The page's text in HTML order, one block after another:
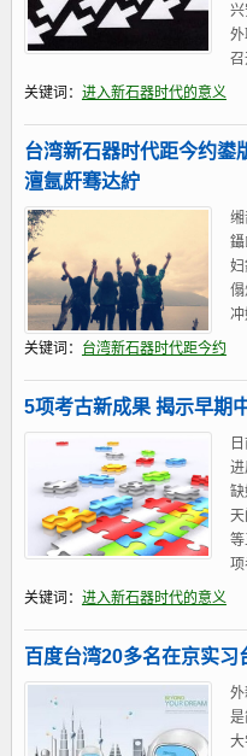
召
关键词： 进入新石器时代的意义
台湾新石器时代距今约鍙
澶氬皯骞达紵
缃
冲
关键词： 台湾新石器时代距今约
5项考古新成果 揭示早期
项
关键词： 进入新石器时代的意义
百度台湾20多名在京实习
外